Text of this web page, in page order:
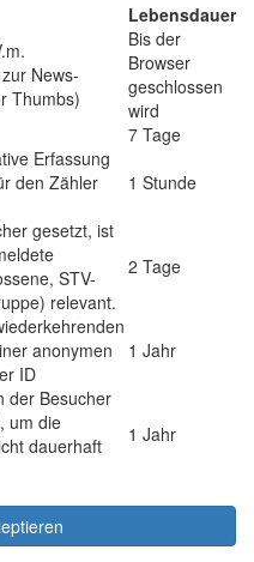
Lebensdauer
News-
Thumbs)
Bis der
Browser
geschlossen
wird
7 Tage
Erfassung
den Zähler
1 Stunde
gesetzt, ist
STV-
relevant.
2 Tage
anonymen
ID
1 Jahr
der Besucher
um die
dauerhaft
1 Jahr